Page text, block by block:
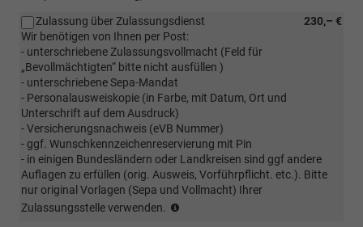
Haustür
winterlichen
vorherige
Absprache
230,– €
Zulassung über Zulassungsdienst
Wir benötigen von Ihnen per Post:
- unterschriebene Zulassungsvollmacht (Feld für
„Bevollmächtigten“ bitte nicht ausfüllen )
- unterschriebene Sepa-Mandat
- Personalausweiskopie (in Farbe, mit Datum, Ort und
Unterschrift auf dem Ausdruck)
- Versicherungsnachweis (eVB Nummer)
- ggf. Wunschkennzeichenreservierung mit Pin
- in einigen Bundesländern oder Landkreisen sind ggf andere
Auflagen zu erfüllen (orig. Ausweis, Vorführpflicht. etc.). Bitte
nur original Vorlagen (Sepa und Vollmacht) Ihrer
Zulassungsstelle verwenden.